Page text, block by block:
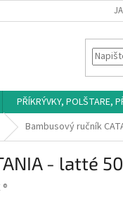
PŘÍKRÝVKY, POLŠTARE,
Bambusový ručník
- latté
®